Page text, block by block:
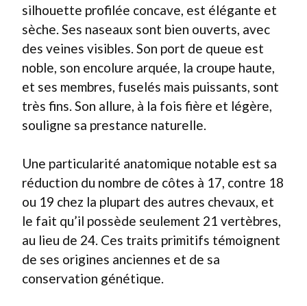
silhouette profilée concave, est élégante et
sèche. Ses naseaux sont bien ouverts, avec
des veines visibles. Son port de queue est
noble, son encolure arquée, la croupe haute,
et ses membres, fuselés mais puissants, sont
très fins. Son allure, à la fois fière et légère,
souligne sa prestance naturelle.
Une particularité anatomique notable est sa
réduction du nombre de côtes à 17, contre 18
ou 19 chez la plupart des autres chevaux, et
le fait qu’il possède seulement 21 vertèbres,
au lieu de 24. Ces traits primitifs témoignent
de ses origines anciennes et de sa
conservation génétique.